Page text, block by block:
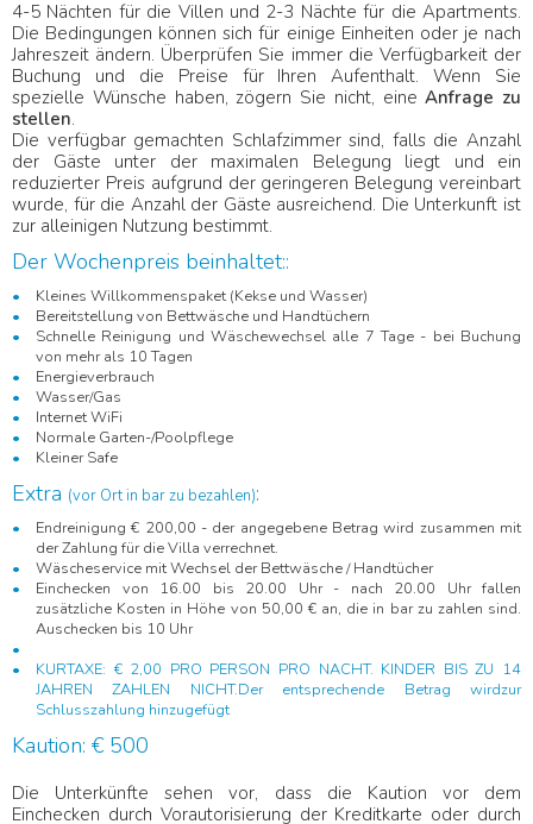
4-5 Nächten für die Villen und 2-3 Nächte für die Apartments.
Die Bedingungen können sich für einige Einheiten oder je nach
Jahreszeit ändern. Überprüfen Sie immer die Verfügbarkeit der
Buchung und die Preise für Ihren Aufenthalt. Wenn Sie
spezielle Wünsche haben, zögern Sie nicht, eineAnfrage zu
stellen.
Die verfügbar gemachten Schlafzimmer sind, falls die Anzahl
der Gäste unter der maximalen Belegung liegt und ein
reduzierter Preis aufgrund der geringeren Belegung vereinbart
wurde, für die Anzahl der Gäste ausreichend. Die Unterkunft ist
zur alleinigen Nutzung bestimmt.
Der Wochenpreis beinhaltet::
Kleines Willkommenspaket (Kekse und Wasser)
Bereitstellung von Bettwäsche und Handtüchern
Schnelle Reinigung und Wäschewechsel alle 7 Tage - bei Buchung
von mehr als 10 Tagen
Energieverbrauch
Wasser/Gas
Internet WiFi
Normale Garten-/Poolpflege
Kleiner Safe
Extra (vor Ort in bar zu bezahlen):
Endreinigung € 200,00 - der angegebene Betrag wird zusammen mit
der Zahlung für die Villa verrechnet.
Wäscheservice mit Wechsel der Bettwäsche / Handtücher
Einchecken von 16.00 bis 20.00 Uhr - nach 20.00 Uhr fallen
zusätzliche Kosten in Höhe von 50,00 € an, die in bar zu zahlen sind.
Auschecken bis 10 Uhr
KURTAXE: € 2,00 PRO PERSON PRO NACHT. KINDER BIS ZU 14
JAHREN ZAHLEN NICHT.Der entsprechende Betrag wirdzur
Schlusszahlung hinzugefügt
Kaution: € 500
Die Unterkünfte sehen vor, dass die Kaution vor dem
Einchecken durch Vorautorisierung der Kreditkarte oder durch